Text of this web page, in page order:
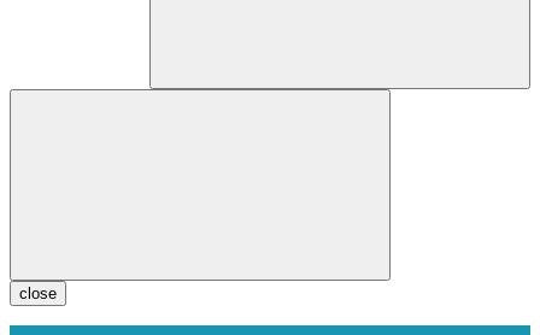
close